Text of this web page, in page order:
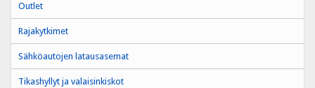
Outlet
Rajakytkimet
Sähköautojen latausasemat
Tikashyllyt ja valaisinkiskot